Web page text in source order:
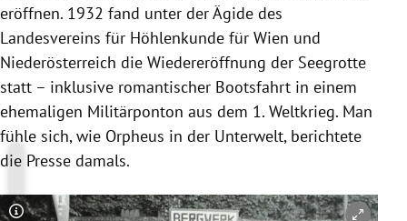
eröffnen. 1932 fand unter der Ägide des
Landesvereins für Höhlenkunde für Wien und
Niederösterreich die Wiedereröffnung der Seegrotte
statt – inklusive romantischer Bootsfahrt in einem
ehemaligen Militärponton aus dem 1. Weltkrieg. Man
fühle sich, wie Orpheus in der Unterwelt, berichtete
die Presse damals.